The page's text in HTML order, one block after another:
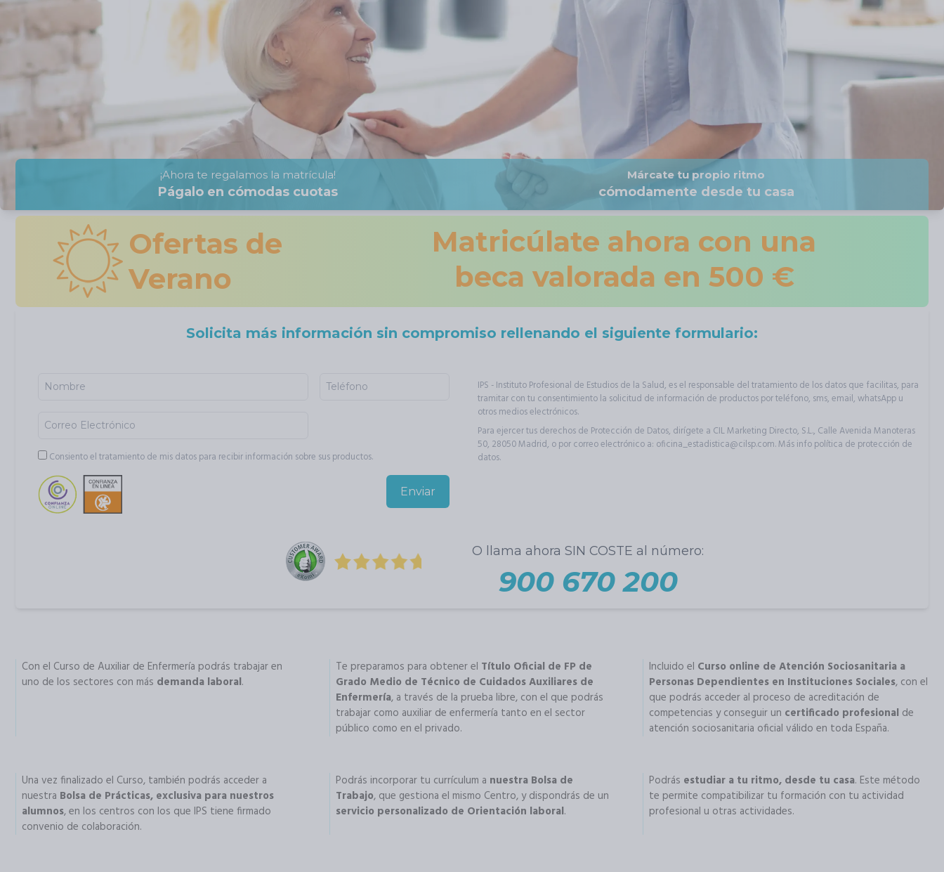
¡Ahora te regalamos la matrícula!
Págalo en cómodas cuotas
Márcate tu propio ritmo
cómodamente desde tu casa
Ofertas de
Verano
Matricúlate ahora con una
beca valorada en 500 €
Solicita más información sin compromiso rellenando el siguiente formulario:
Consiento el tratamiento de mis datos para recibir información sobre sus productos.
IPS - Instituto Profesional de Estudios de la Salud, es el responsable del tratamiento de los datos que facilitas, para
tramitar con tu consentimiento la solicitud de información de productos por teléfono, sms, email, whatsApp u
otros medios electrónicos.
Para ejercer tus derechos de Protección de Datos, dirígete a CIL Marketing Directo, S.L., Calle Avenida Manoteras
50, 28050 Madrid, o por correo electrónico a: oficina_estadistica@cilsp.com. Más infopolítica de protección de
datos.
O llama ahora SIN COSTE al número:
900 670 200
Con el Curso de Auxiliar de Enfermería podrás trabajar en
uno de los sectores con más demanda laboral.
Te preparamos para obtener el Título Oficial de FP de
Grado Medio de Técnico de Cuidados Auxiliares de
Enfermería, a través de la prueba libre, con el que podrás
trabajar como auxiliar de enfermería tanto en el sector
público como en el privado.
Incluido el Curso online de Atención Sociosanitaria a
Personas Dependientes en Instituciones Sociales, con el
que podrás acceder al proceso de acreditación de
competencias y conseguir un certificado profesional de
atención sociosanitaria oficial válido en toda España.
Una vez finalizado el Curso, también podrás acceder a
nuestra Bolsa de Prácticas, exclusiva para nuestros
alumnos, en los centros con los que IPS tiene firmado
convenio de colaboración.
Podrás incorporar tu currículum a nuestra Bolsa de
Trabajo, que gestiona el mismo Centro, y dispondrás de un
servicio personalizado de Orientación laboral.
Podrás estudiar a tu ritmo, desde tu casa. Este método
te permite compatibilizar tu formación con tu actividad
profesional u otras actividades.